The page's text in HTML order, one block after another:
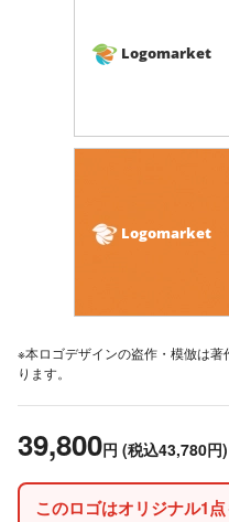
Logomarket
Logomarket
※本ロゴデザインの盗作・模倣は
ります。
39,800円 (税込43,780円)
このロゴはオリジナル1